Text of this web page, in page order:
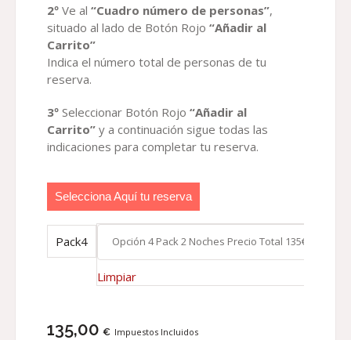
2º Ve al “Cuadro número de personas”,
situado al lado de Botón Rojo “Añadir al
Carrito”
Indica el número total de personas de tu
reserva.
3º Seleccionar Botón Rojo “Añadir al
Carrito” y a continuación sigue todas las
indicaciones para completar tu reserva.
Selecciona Aquí tu reserva
Pack4
Limpiar
135,00 € Impuestos Incluidos